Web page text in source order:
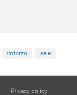
rinforzo sele
Privacy policy